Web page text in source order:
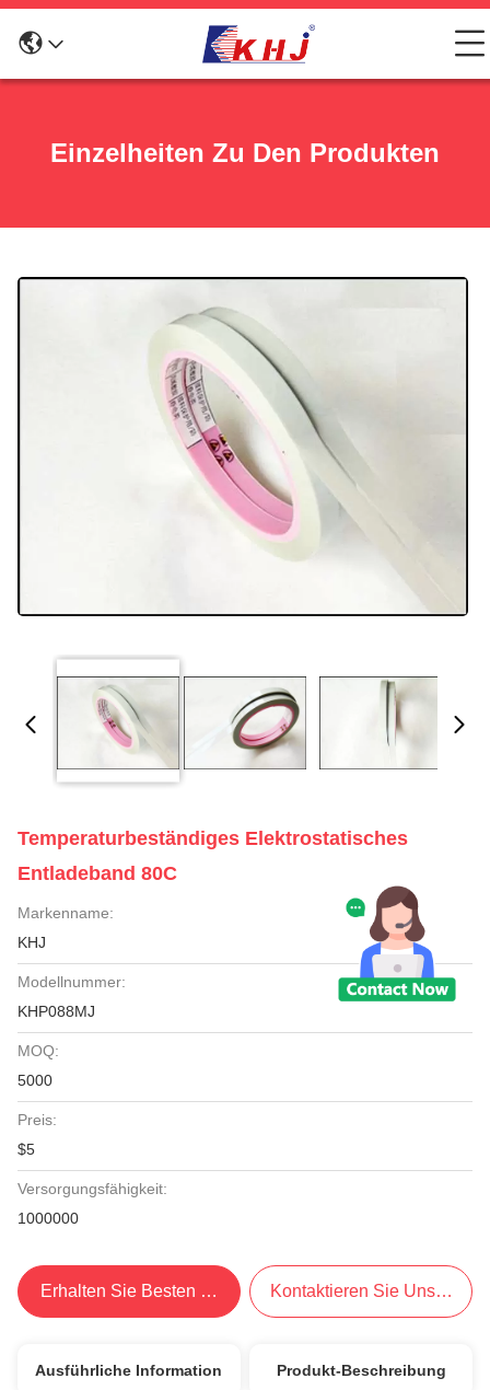
Einzelheiten Zu Den Produkten
Temperaturbeständiges Elektrostatisches
Entladeband 80C
Markenname:
KHJ
Modellnummer:
KHP088MJ
MOQ:
5000
Preis:
$5
Versorgungsfähigkeit:
1000000
Erhalten Sie Besten Preis Kontaktieren Sie Uns Jetzt
Ausführliche Information Produkt-Beschreibung